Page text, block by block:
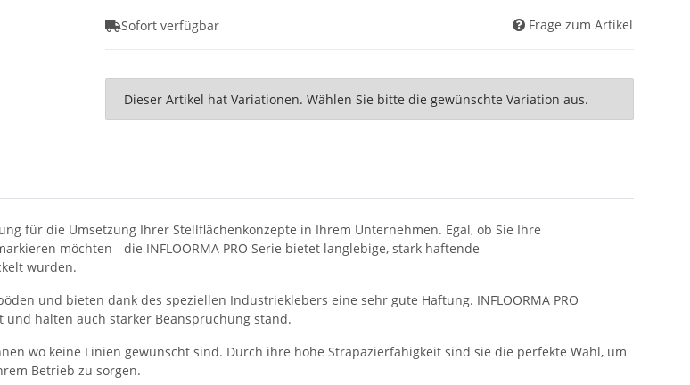
Sofort verfügbar Frage zum Artikel
x
Dieser Artikel hat Variationen. Wählen Sie bitte die gewünschte Variation aus.
für die Umsetzung Ihrer Stellflächenkonzepte in Ihrem Unternehmen. Egal, ob Sie Ihre
möchten - die INFLOORMA PRO Serie bietet langlebige, stark haftende
wurden.
und bieten dank des speziellen Industrieklebers eine sehr gute Haftung. INFLOORMA PRO
halten auch starker Beanspruchung stand.
wo keine Linien gewünscht sind. Durch ihre hohe Strapazierfähigkeit sind sie die perfekte Wahl, um
Betrieb zu sorgen.